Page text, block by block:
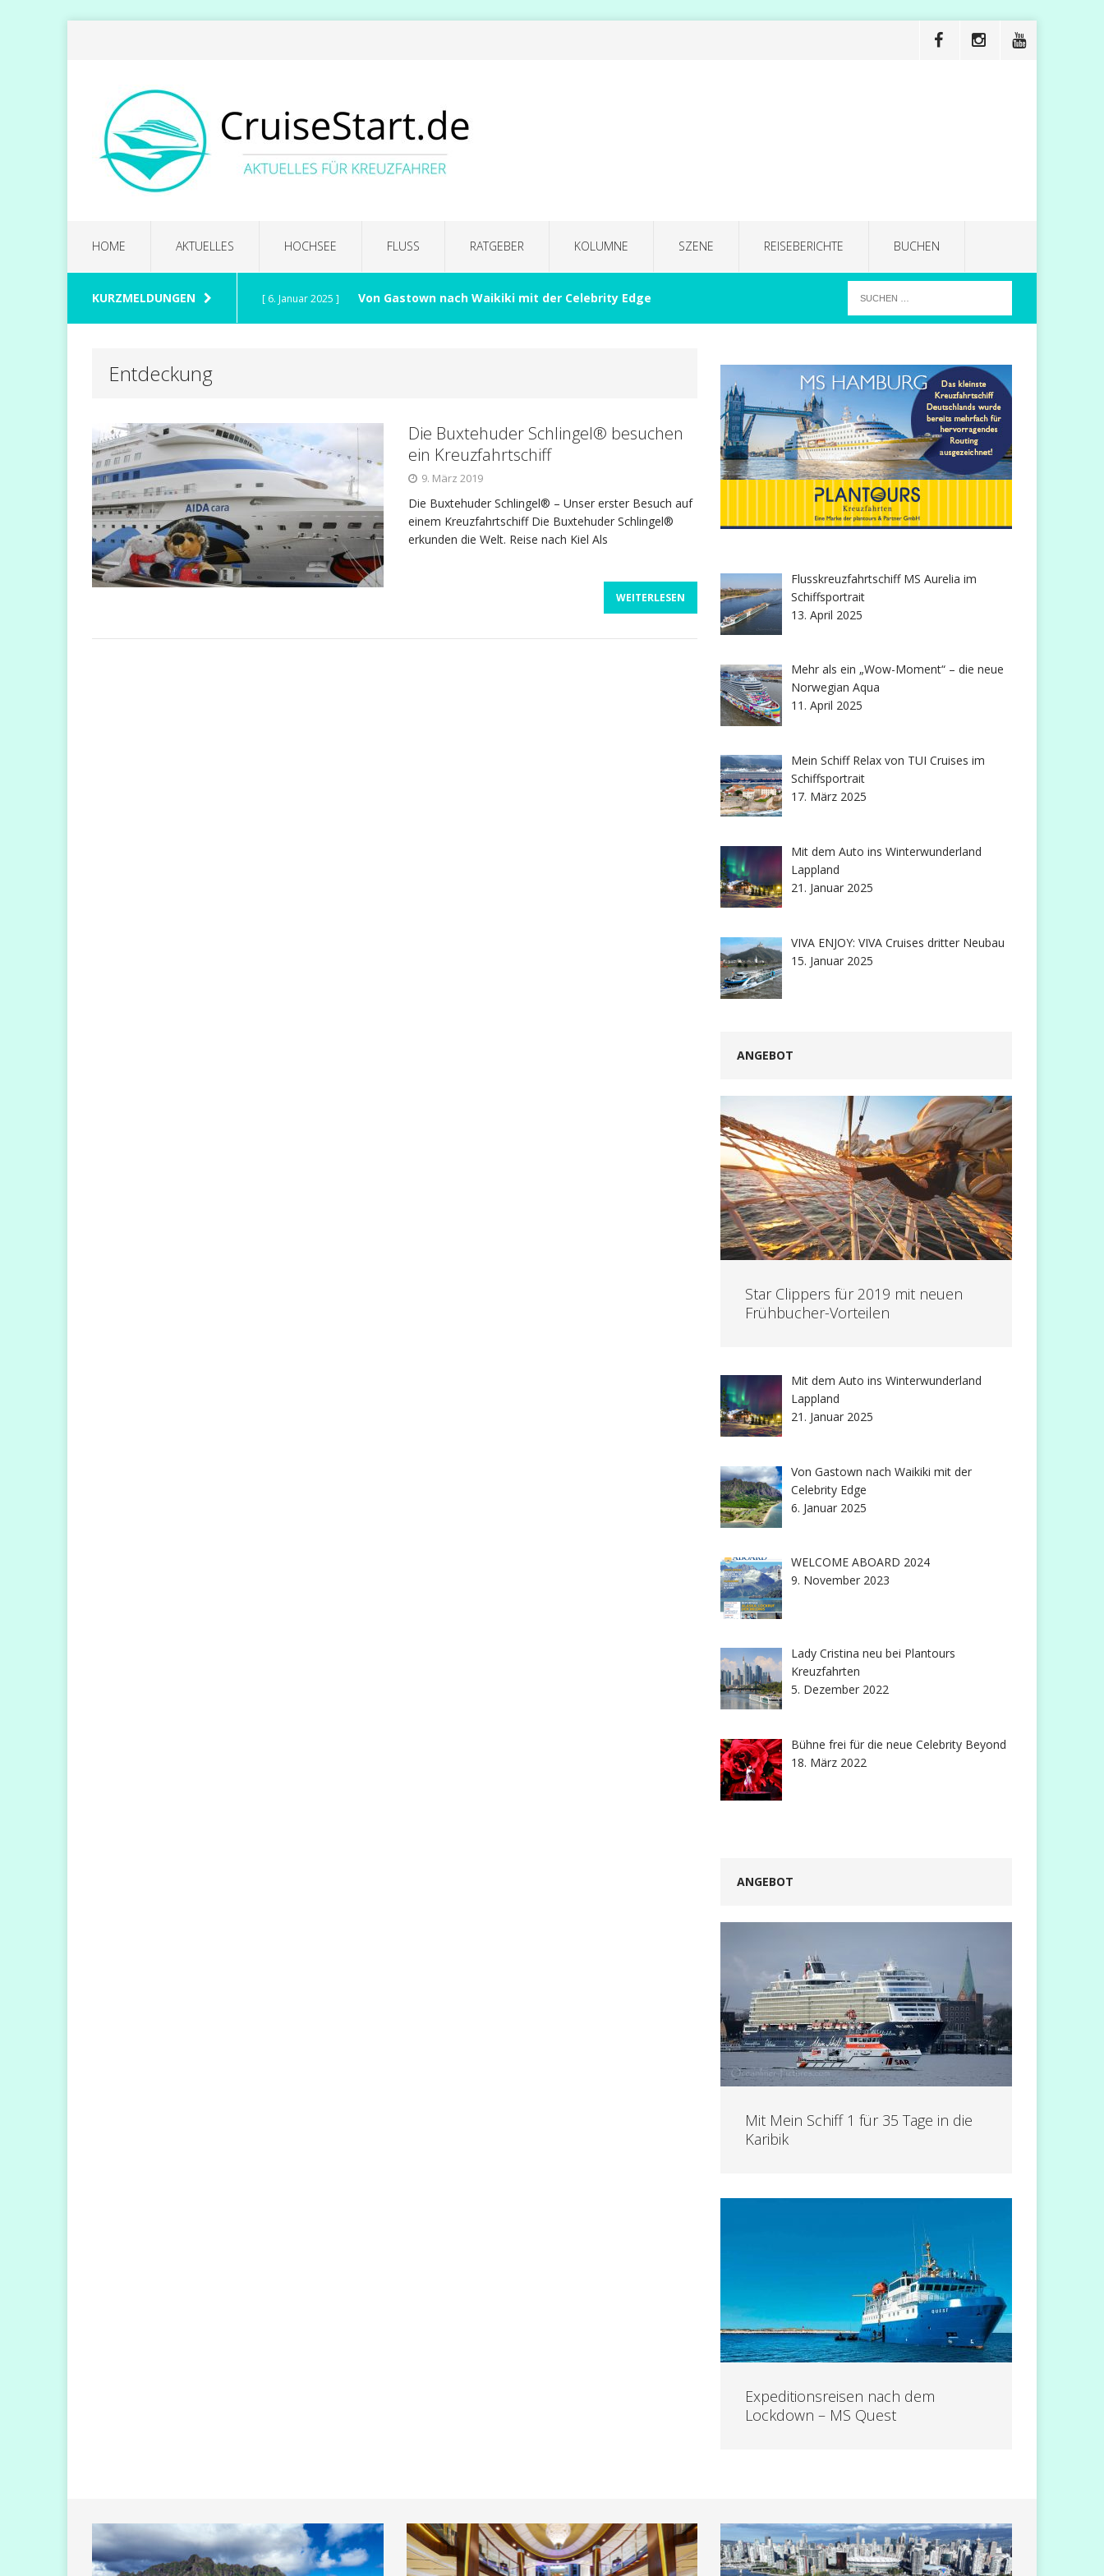
HOME AKTUELLES HOCHSEE FLUSS RATGEBER KOLUMNE SZENE REISEBERICHTE BUCHEN
KURZMELDUNGEN [ 6. Januar 2025 ] Von Gastown nach Waikiki mit der Celebrity Edge
[ 5. Dezember 2022 ] Lady Cristina neu bei Plantours Kreuzfahrten
FLUSSKREUZFAHRT
[ 18. März 2022 ] Bühne frei für die neue Celebrity Beyond
Entdeckung
Die Buxtehuder Schlingel® besuchen
ein Kreuzfahrtschiff
9. März 2019
Die Buxtehuder Schlingel® – Unser erster Besuch auf
einem Kreuzfahrtschiff Die Buxtehuder Schlingel®
erkunden die Welt. Reise nach Kiel Als
WEITERLESEN
Flusskreuzfahrtschiff MS Aurelia im
Schiffsportrait
13. April 2025
Mehr als ein „Wow-Moment“ – die neue
Norwegian Aqua
11. April 2025
Mein Schiff Relax von TUI Cruises im
Schiffsportrait
17. März 2025
Mit dem Auto ins Winterwunderland
Lappland
21. Januar 2025
VIVA ENJOY: VIVA Cruises dritter Neubau
15. Januar 2025
ANGEBOT
Star Clippers für 2019 mit neuen
Frühbucher-Vorteilen
Mit dem Auto ins Winterwunderland
Lappland
21. Januar 2025
Von Gastown nach Waikiki mit der
Celebrity Edge
6. Januar 2025
WELCOME ABOARD 2024
9. November 2023
Lady Cristina neu bei Plantours
Kreuzfahrten
5. Dezember 2022
Bühne frei für die neue Celebrity Beyond
18. März 2022
ANGEBOT
Mit Mein Schiff 1 für 35 Tage in die
Karibik
Expeditionsreisen nach dem
Lockdown – MS Quest